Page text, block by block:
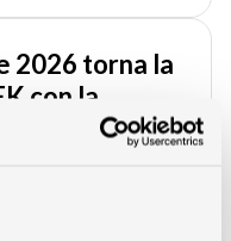
2026 torna la
con la